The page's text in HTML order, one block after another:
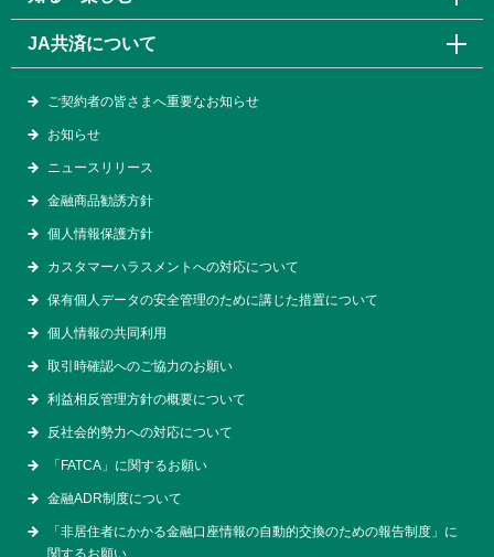
JA共済について
ご契約者の皆さまへ重要なお知らせ
お知らせ
ニュースリリース
金融商品勧誘方針
個人情報保護方針
カスタマーハラスメントへの対応について
保有個人データの安全管理のために講じた措置について
個人情報の共同利用
取引時確認へのご協力のお願い
利益相反管理方針の概要について
反社会的勢力への対応について
「FATCA」に関するお願い
金融ADR制度について
「非居住者にかかる金融口座情報の自動的交換のための報告制度」に
関するお願い